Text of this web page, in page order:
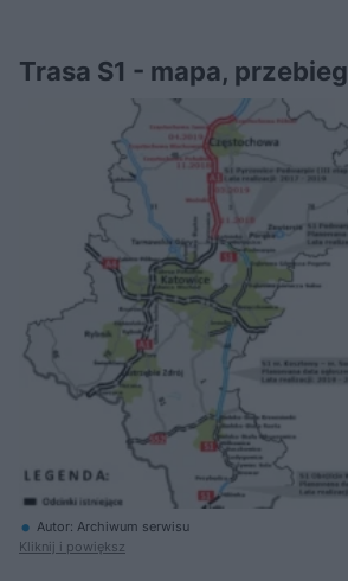
Trasa S1 - mapa, przebieg
Autor: Archiwum serwisu
Kliknij i powiększ